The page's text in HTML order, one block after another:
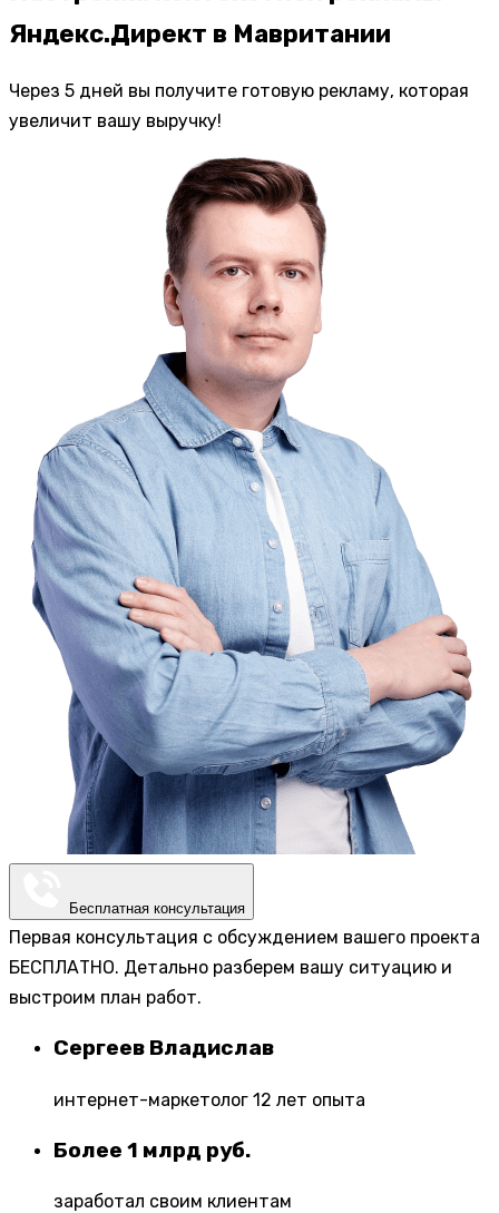
Яндекс.Директ в Мавритании
Через 5 дней вы получите готовую рекламу, которая
увеличит вашу выручку!
Бесплатная консультация
Первая консультация с обсуждением вашего проекта
БЕСПЛАТНО. Детально разберем вашу ситуацию и
выстроим план работ.
Сергеев Владислав
интернет-маркетолог 12 лет опыта
Более 1 млрд руб.
заработал своим клиентам